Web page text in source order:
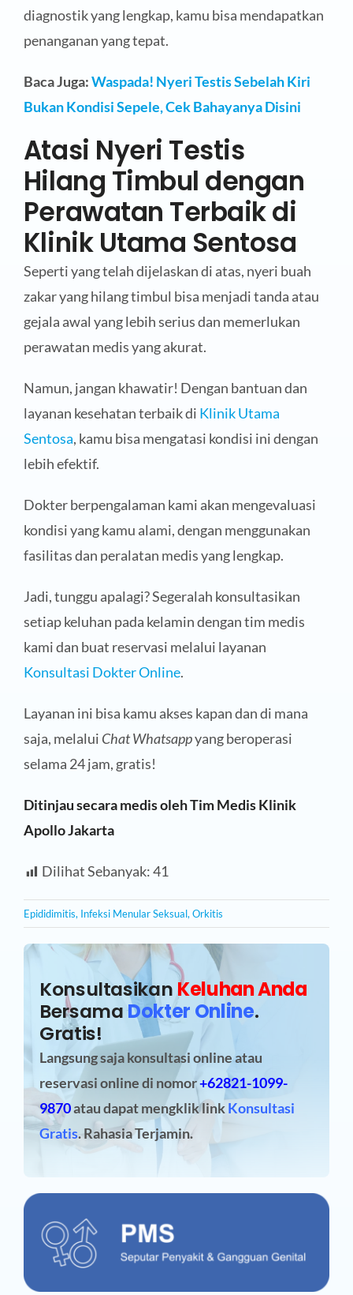
diagnostik yang lengkap, kamu bisa mendapatkan
penanganan yang tepat.
Baca Juga:Waspada! Nyeri Testis Sebelah Kiri
Bukan Kondisi Sepele, Cek Bahayanya Disini
Atasi Nyeri Testis
Hilang Timbul dengan
Perawatan Terbaik di
Klinik Utama Sentosa
Seperti yang telah dijelaskan di atas, nyeri buah
zakar yang hilang timbul bisa menjadi tanda atau
gejala awal yang lebih serius dan memerlukan
perawatan medis yang akurat.
Namun, jangan khawatir! Dengan bantuan dan
layanan kesehatan terbaik di Klinik Utama
Sentosa, kamu bisa mengatasi kondisi ini dengan
lebih efektif.
Dokter berpengalaman kami akan mengevaluasi
kondisi yang kamu alami, dengan menggunakan
fasilitas dan peralatan medis yang lengkap.
Jadi, tunggu apalagi? Segeralah konsultasikan
setiap keluhan pada kelamin dengan tim medis
kami dan buat reservasi melalui layanan
Konsultasi Dokter Online.
Layanan ini bisa kamu akses kapan dan di mana
saja, melalui Chat Whatsappyang beroperasi
selama 24 jam, gratis!
Ditinjau secara medis oleh Tim Medis Klinik
Apollo Jakarta
Dilihat Sebanyak:41
Epididimitis, Infeksi Menular Seksual,Orkitis
Konsultasikan Keluhan Anda
BersamaDokter Online.
Gratis!
Langsung saja konsultasi online atau
reservasi onlinedi nomor+62821-1099-
9870atau dapat mengklik linkKonsultasi
Gratis. Rahasia Terjamin.